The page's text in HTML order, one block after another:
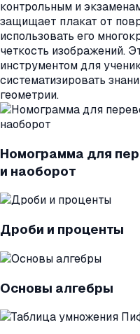
контрольным и
защищает плакат от
использовать его
четкость изображений.
инструментом для
систематизировать
геометрии.
Номограмма для
и наоборот
Дроби и проценты
Основы алгебры